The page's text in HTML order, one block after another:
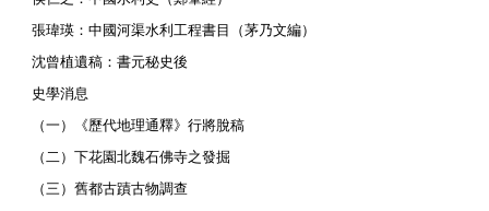
張瑋瑛：中國河渠水利工程書目（茅乃文編）
沈曾植遺稿：書元秘史後
史學消息
（一）《歷代地理通釋》行將脫稿
（二）下花園北魏石佛寺之發掘
（三）舊都古蹟古物調查